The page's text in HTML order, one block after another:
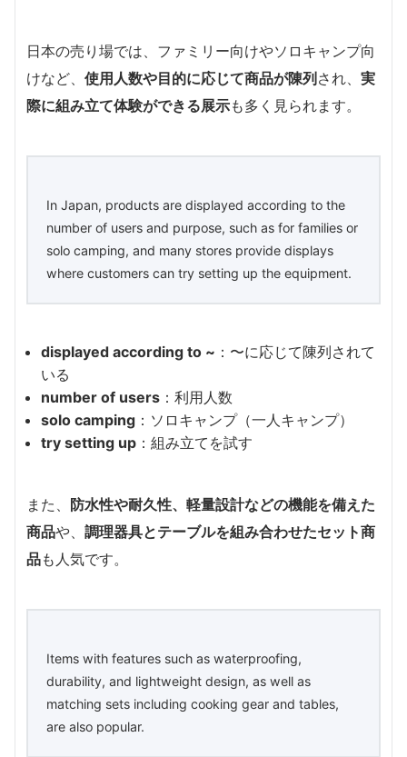
日本の売り場では、ファミリー向けやソロキャンプ向
けなど、 使用人数や目的に応じて商品が陳列 され、 実
際に組み立て体験ができる展示も多く見られます。
In Japan, products are displayed according to the
number of users and purpose, such as for families or
solo camping, and many stores provide displays
where customers can try setting up the equipment.
displayed according to ~ ：〜に応じて陳列されて
いる
number of users ：利用人数
solo camping ：ソロキャンプ（一人キャンプ）
try setting up ：組み立てを試す
また、 防水性や耐久性、軽量設計などの機能を備えた
商品や、 調理器具とテーブルを組み合わせたセット商
品も人気です。
Items with features such as waterproofing,
durability, and lightweight design, as well as
matching sets including cooking gear and tables,
are also popular.